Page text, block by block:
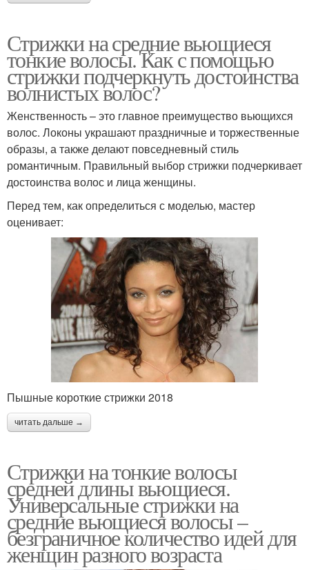
Стрижки на средние вьющиеся
тонкие волосы. Как с помощью
стрижки подчеркнуть достоинства
волнистых волос?
Женственность – это главное преимущество вьющихся
волос. Локоны украшают праздничные и торжественные
образы, а также делают повседневный стиль
романтичным. Правильный выбор стрижки подчеркивает
достоинства волос и лица женщины.
Перед тем, как определиться с моделью, мастер
оценивает:
Пышные короткие стрижки 2018
читать дальше →
Стрижки на тонкие волосы
средней длины вьющиеся.
Универсальные стрижки на
средние вьющиеся волосы –
безграничное количество идей для
женщин разного возраста